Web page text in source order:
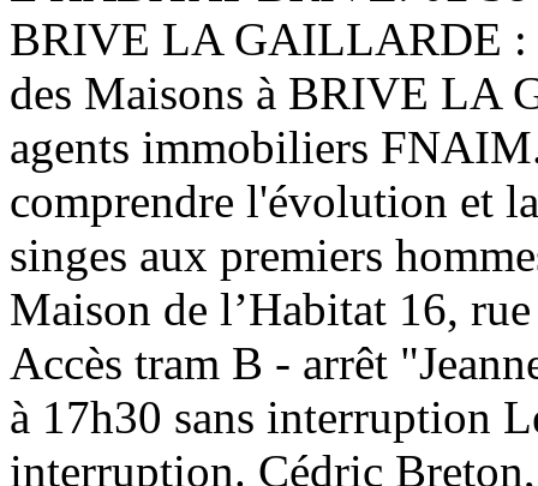
BRIVE LA GAILLARDE :
des Maisons à BRIVE LA
agents immobiliers
comprendre l'évolution et
singes aux premiers
Maison de l’Habitat 16,
Accès tram B - arrêt
à 17h30 sans interruption
interruption. Cédric